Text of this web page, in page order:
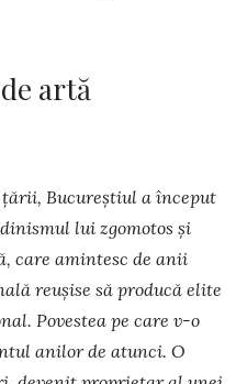
artă
Bucureștiul a început
lui zgomotos și
care amintesc de anii
reușise să producă elite
Povestea pe care v-o
anilor de atunci. O